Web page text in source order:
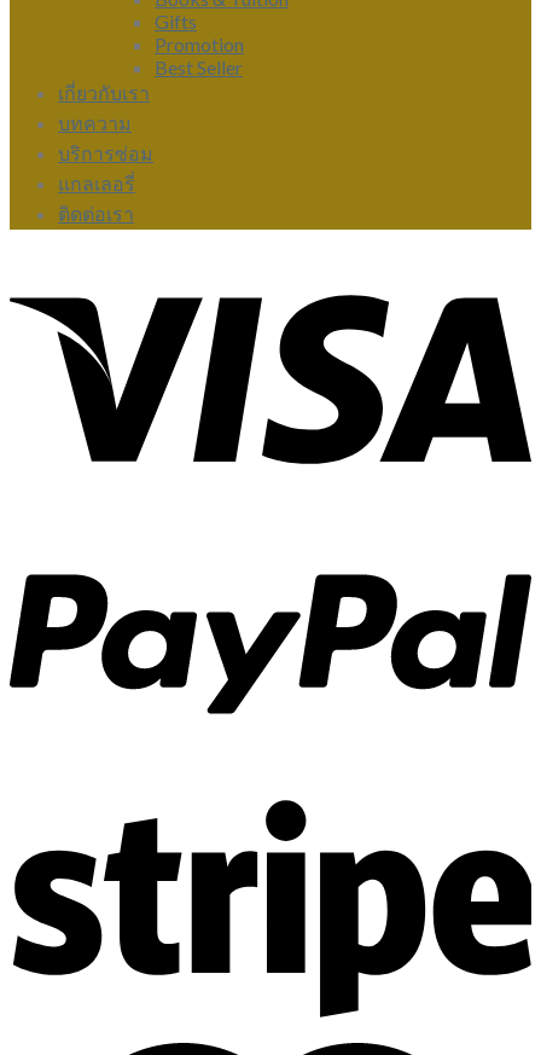
Gifts
Promotion
Best Seller
เกี่ยวกับเรา
บทความ
บริการซ่อม
แกลเลอรี่
ติดต่อเรา